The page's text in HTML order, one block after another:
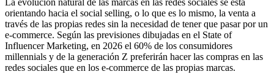
La evolución natural de las marcas en las redes sociales se está
orientando hacia el social selling, o lo que es lo mismo, la venta a
través de las propias redes sin la necesidad de tener que pasar por un
e-commerce. Según las previsiones dibujadas en el State of
Influencer Marketing, en 2026 el 60% de los consumidores
millennials y de la generación Z preferirán hacer las compras en las
redes sociales que en los e-commerce de las propias marcas.